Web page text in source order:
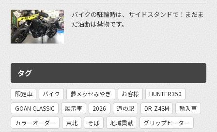
バイクの駐輪時は、サイドスタンドで！まだま
だ油断は禁物です。
タグ
限定車 バイク 夢メッセみやぎ お客様
HUNTER350
GOAN CLASSIC
展示車 2026 道の駅 DR-Z4SM
輸入車
カラーオーダー
東北 そば 地域貢献
グリップヒーター